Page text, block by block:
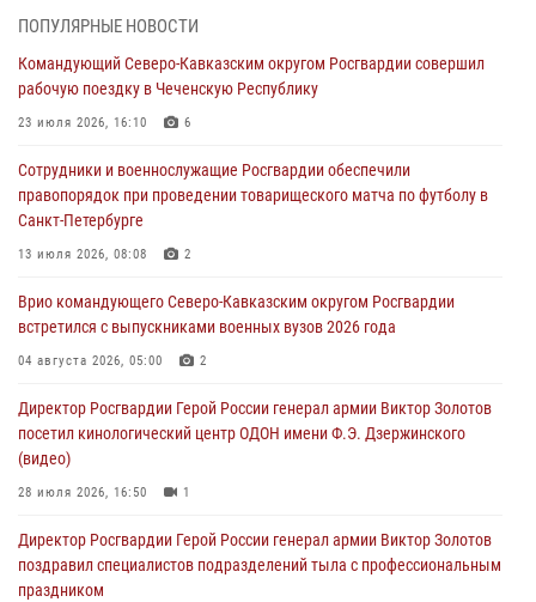
В Чеченской Республике пожарные расчеты Росгвардии и МЧС
09 августа 2026, 08:00
В Центральных регионах России продолжается ведомственная
09 августа 2026, 08:00
Лучшие футбольные команды Южного округа Росгвардии
определили на Кубани
В Кузбассе росгвардейцы помогли вернуть горожанке пропавшую
мать
ПОПУЛЯРНЫЕ НОВОСТИ
Командующий Северо-Кавказским округом Росгвардии совершил
рабочую поездку в Чеченскую Республику
23 июля 2026, 16:10 6
Сотрудники и военнослужащие Росгвардии обеспечили
правопорядок при проведении товарищеского матча по футболу в
Санкт-Петербурге
13 июля 2026, 08:08 2
Врио командующего Северо-Кавказским округом Росгвардии
встретился с выпускниками военных вузов 2026 года
04 августа 2026, 05:00 2
Директор Росгвардии Герой России генерал армии Виктор Золотов
посетил кинологический центр ОДОН имени Ф.Э. Дзержинского
(видео)
28 июля 2026, 16:50 1
Директор Росгвардии Герой России генерал армии Виктор Золотов
поздравил специалистов подразделений тыла с профессиональным
праздником